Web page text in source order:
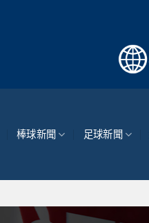
棒球新聞 足球新聞